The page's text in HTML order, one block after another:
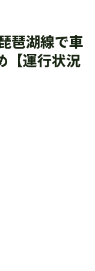
琶湖線で車
運行状況